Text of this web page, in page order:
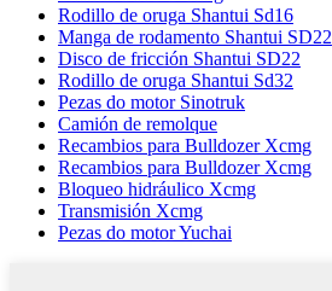
Rodillo de oruga Shantui Sd16
Manga de rodamento Shantui SD22
Disco de fricción Shantui SD22
Rodillo de oruga Shantui Sd32
Pezas do motor Sinotruk
Camión de remolque
Recambios para Bulldozer Xcmg
Recambios para Bulldozer Xcmg
Bloqueo hidráulico Xcmg
Transmisión Xcmg
Pezas do motor Yuchai